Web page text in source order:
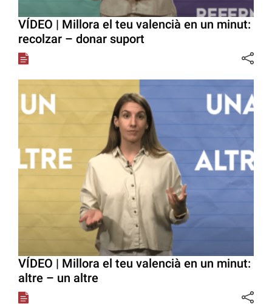
VÍDEO | Millora el teu valencià en un minut:
recolzar – donar suport
VÍDEO | Millora el teu valencià en un minut:
altre – un altre